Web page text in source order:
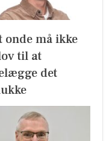
onde må ikke
til at
det